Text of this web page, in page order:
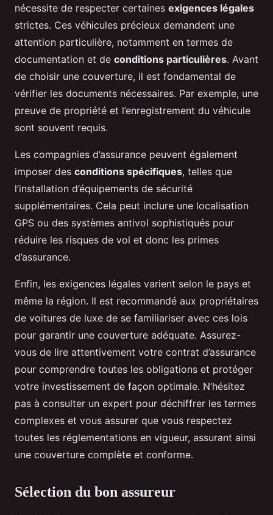
nécessite de respecter certaines exigences légales
strictes. Ces véhicules précieux demandent une
attention particulière, notamment en termes de
documentation et de conditions particulières. Avant
de choisir une couverture, il est fondamental de
vérifier les documents nécessaires. Par exemple, une
preuve de propriété et l’enregistrement du véhicule
sont souvent requis.
Les compagnies d’assurance peuvent également
imposer des conditions spécifiques, telles que
l’installation d’équipements de sécurité
supplémentaires. Cela peut inclure une localisation
GPS ou des systèmes antivol sophistiqués pour
réduire les risques de vol et donc les primes
d’assurance.
Enfin, les exigences légales varient selon le pays et
même la région. Il est recommandé aux propriétaires
de voitures de luxe de se familiariser avec ces lois
pour garantir une couverture adéquate. Assurez-
vous de lire attentivement votre contrat d’assurance
pour comprendre toutes les obligations et protéger
votre investissement de façon optimale. N’hésitez
pas à consulter un expert pour déchiffrer les termes
complexes et vous assurer que vous respectez
toutes les réglementations en vigueur, assurant ainsi
une couverture complète et conforme.
Sélection du bon assureur